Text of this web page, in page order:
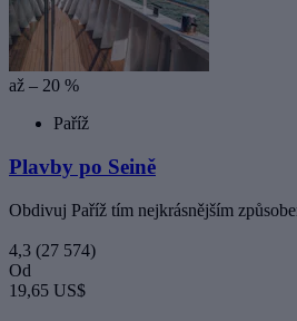
až – 20 %
Paříž
Plavby po Seině
Obdivuj Paříž tím nejkrásnějším
4,3 (27 574)
Od
19,65 US$